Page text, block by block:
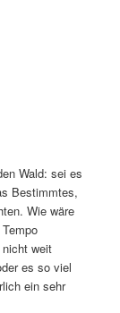
Wald: sei es
Bestimmtes,
Wie wäre
weit
es so viel
ein sehr